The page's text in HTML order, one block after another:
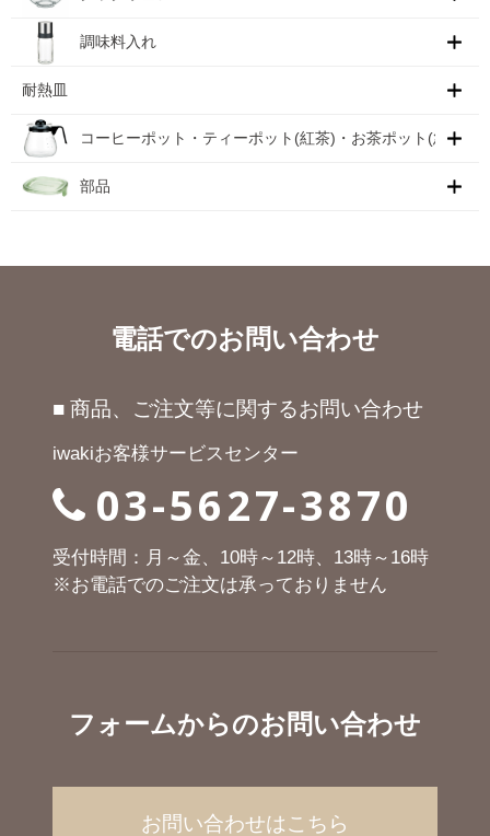
調味料入れ
耐熱皿
コーヒーポット・ティーポット(紅茶)・お茶ポット(急須)
部品
電話でのお問い合わせ
■ 商品、ご注文等に関するお問い合わせ
iwakiお客様サービスセンター
03-5627-3870
受付時間：月～金、10時～12時、13時～16時
※お電話でのご注文は承っておりません
フォームからのお問い合わせ
お問い合わせはこちら